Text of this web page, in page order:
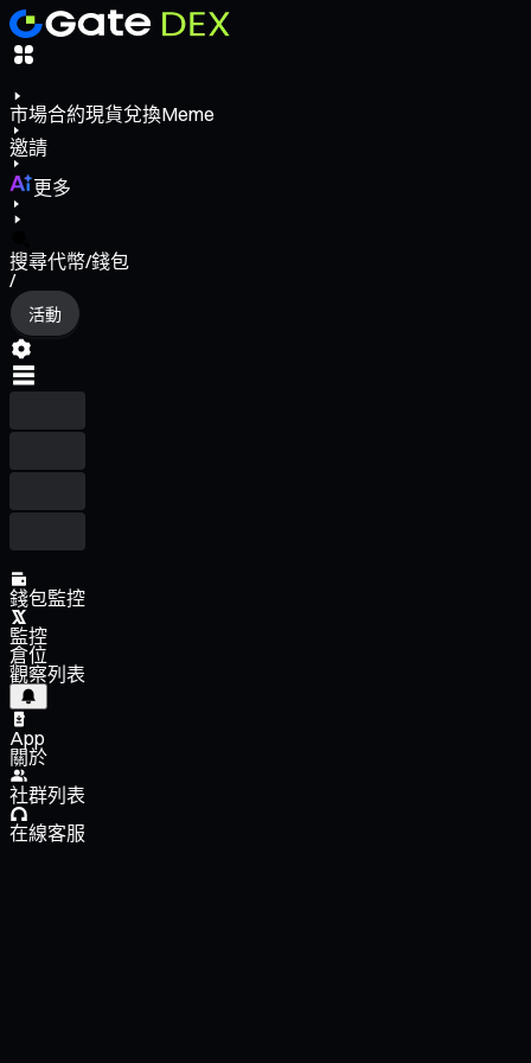
市場合約現貨兌換Meme
邀請
更多
搜尋代幣/錢包
/
活動
錢包監控
監控
倉位
觀察列表
App
關於
社群列表
在線客服